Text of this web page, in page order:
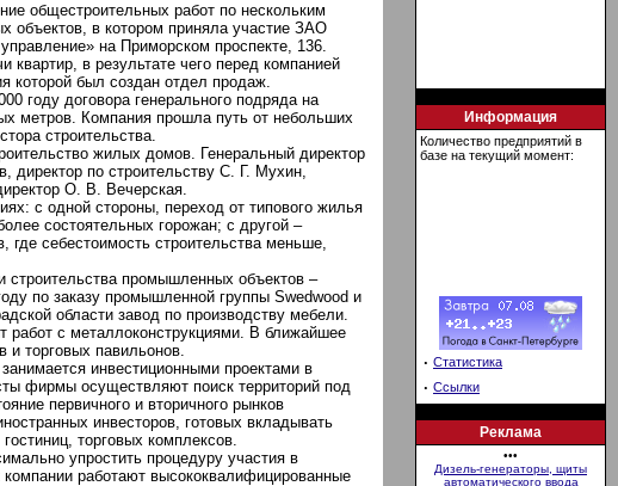
общестроительных работ по нескольким
объектов, в котором приняла участие ЗАО
на Приморском проспекте, 136.
в результате чего перед компанией
которой был создан отдел продаж.
году договора генерального подряда на
метров. Компания прошла путь от небольших
строительства.
жилых домов. Генеральный директор
директор по строительству С. Г. Мухин,
О. В. Вечерская.
с одной стороны, переход от типового жилья
состоятельных горожан; с другой –
где себестоимость строительства меньше,
промышленных объектов –
по заказу промышленной группы Swedwood и
области завод по производству мебели.
работ с металлоконструкциями. В ближайшее
и торговых павильонов.
инвестиционными проектами в
фирмы осуществляют поиск территорий под
первичного и вторичного рынков
инвесторов, готовых вкладывать
торговых комплексов.
упростить процедуру участия в
работают высококвалифицированные
Информация
Количество предприятий в
базе на текущий момент:
· Статистика
· Ссылки
Реклама
•••
Дизель-генераторы, щиты
автоматического ввода